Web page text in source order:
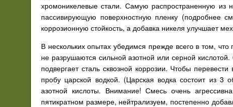
хромоникелевые стали. Самую распространенную
пассивирующую поверхностную пленку (подробнее
коррозионную стойкость, а добавка никеля улучшает
В нескольких опытах убедимся прежде всего в том,
не разрушаются сильной азотной или серной
подвергает сталь сквозной коррозии. Чтобы
пробу царской водкой. (Царская водка состоит из 3
азотной кислоты. Внимание! Смесь очень
пятикратном размере, нейтрализуем, постепенно